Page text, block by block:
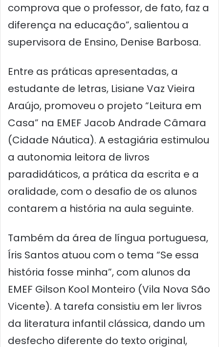
comprova que o professor, de fato, faz a
diferença na educação”, salientou a
supervisora de Ensino, Denise Barbosa.
Entre as práticas apresentadas, a
estudante de letras, Lisiane Vaz Vieira
Araújo, promoveu o projeto “Leitura em
Casa” na EMEF Jacob Andrade Câmara
(Cidade Náutica). A estagiária estimulou
a autonomia leitora de livros
paradidáticos, a prática da escrita e a
oralidade, com o desafio de os alunos
contarem a história na aula seguinte.
Também da área de língua portuguesa,
Íris Santos atuou com o tema “Se essa
história fosse minha”, com alunos da
EMEF Gilson Kool Monteiro (Vila Nova São
Vicente). A tarefa consistiu em ler livros
da literatura infantil clássica, dando um
desfecho diferente do texto original,